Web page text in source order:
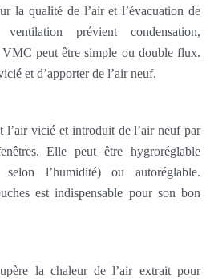
la qualité de l’air et l’évacuation de
prévient condensation,
VMC peut être simple ou double flux.
et d’apporter de l’air neuf.
vicié et introduit de l’air neuf par
Elle peut être hygroréglable
l’humidité) ou autoréglable.
est indispensable pour son bon
la chaleur de l’air extrait pour